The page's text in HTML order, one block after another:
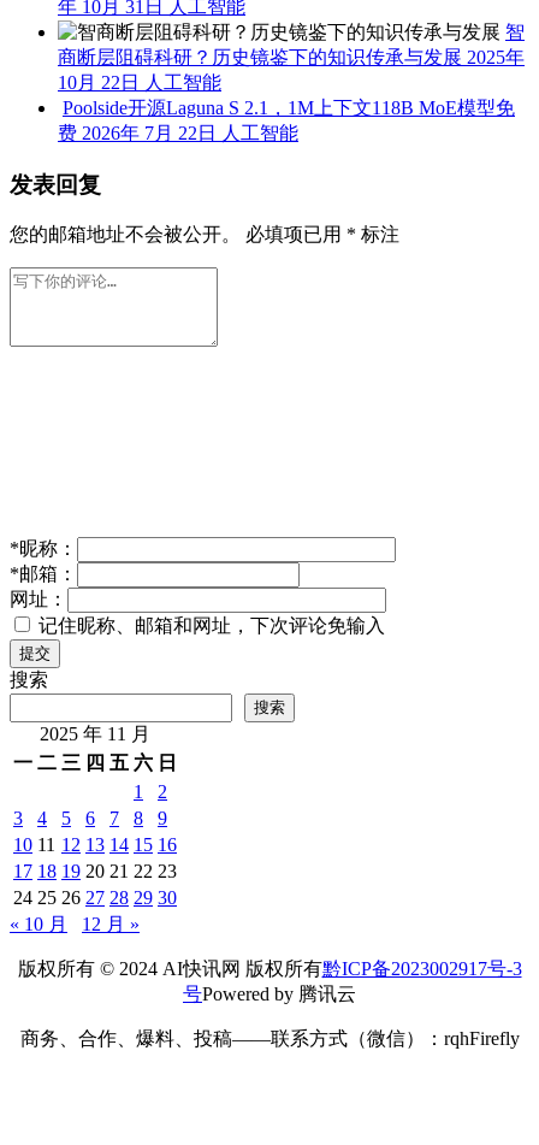
年 10月 31日
人工智能
智
商断层阻碍科研？历史镜鉴下的知识传承与发展 2025年
10月 22日
人工智能
Poolside开源Laguna S 2.1，1M上下文118B MoE模型免
费 2026年 7月 22日 人工智能
发表回复
您的邮箱地址不会被公开。 必填项已用 * 标注
*昵称：
*邮箱：
网址：
记住昵称、邮箱和网址，下次评论免输入
提交
搜索
搜索
2025 年 11 月
一 二 三 四 五 六 日
1
2
3
4 5 6 7 8
9
10 11 12 13 14 15 16
17 18 19 20 21 22 23
24 25 26 27 28 29 30
« 10 月
12 月 »
版权所有 © 2024 AI快讯网 版权所有黔ICP备2023002917号-3
号Powered by 腾讯云
商务、合作、爆料、投稿——联系方式（微信）：rqhFirefly